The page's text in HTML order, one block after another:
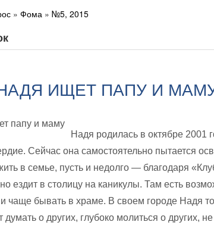
» Фома » №5, 2015
ИЩЕТ ПАПУ И
Надя родилась в октябре 2001
Сейчас она самостоятельно пытается
в семье, пусть и недолго — благодаря
ездит в столицу на каникулы. Там есть
чаще бывать в храме. В своем городе Надя
о других, глубоко молиться о других,